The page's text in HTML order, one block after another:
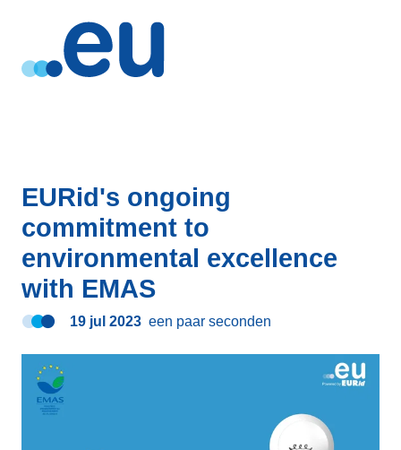
EURid's ongoing
commitment to
environmental excellence
with EMAS
19 jul 2023 een paar seconden